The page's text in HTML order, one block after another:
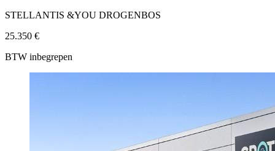
STELLANTIS &YOU DROGENBOS
25.350 €
BTW inbegrepen